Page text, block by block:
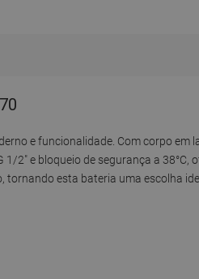
e funcionalidade. Com corpo em
2" e bloqueio de segurança a 38°C,
esta bateria uma escolha